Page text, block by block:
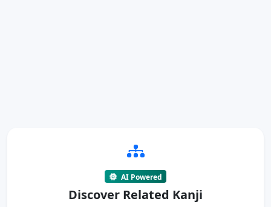
AI Powered
Discover Related Kanji